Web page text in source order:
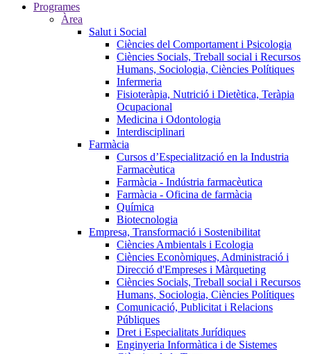
Programes
Àrea
Salut i Social
Ciències del Comportament i Psicologia
Ciències Socials, Treball social i Recursos
Humans, Sociologia, Ciències Polítiques
Infermeria
Fisioteràpia, Nutrició i Dietètica, Teràpia
Ocupacional
Medicina i Odontologia
Interdisciplinari
Farmàcia
Cursos d’Especialització en la Industria
Farmacèutica
Farmàcia - Indústria farmacèutica
Farmàcia - Oficina de farmàcia
Química
Biotecnologia
Empresa, Transformació i Sostenibilitat
Ciències Ambientals i Ecologia
Ciències Econòmiques, Administració i
Direcció d'Empreses i Màrqueting
Ciències Socials, Treball social i Recursos
Humans, Sociologia, Ciències Polítiques
Comunicació, Publicitat i Relacions
Públiques
Dret i Especialitats Jurídiques
Enginyeria Informàtica i de Sistemes